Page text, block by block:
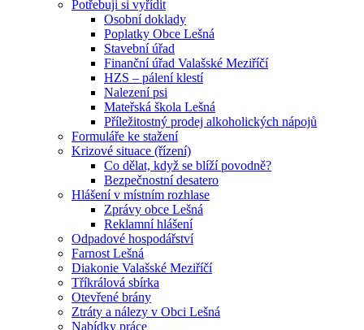
Potřebuji si vyřídit
Osobní doklady
Poplatky Obce Lešná
Stavební úřad
Finanční úřad Valašské Meziříčí
HZS – pálení klestí
Nalezení psi
Mateřská škola Lešná
Příležitostný prodej alkoholických nápojů
Formuláře ke stažení
Krizové situace (řízení)
Co dělat, když se blíží povodně?
Bezpečnostní desatero
Hlášení v místním rozhlase
Zprávy obce Lešná
Reklamní hlášení
Odpadové hospodářství
Farnost Lešná
Diakonie Valašské Meziříčí
Tříkrálová sbírka
Otevřené brány
Ztráty a nálezy v Obci Lešná
Nabídky práce